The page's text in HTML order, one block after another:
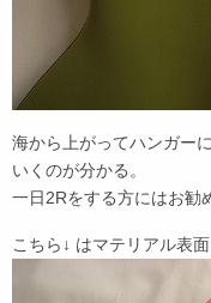
海から上がってハンガー
いくのが分かる。
一日2Rをする方にはお勧
こちら↓ はマテリアル表面